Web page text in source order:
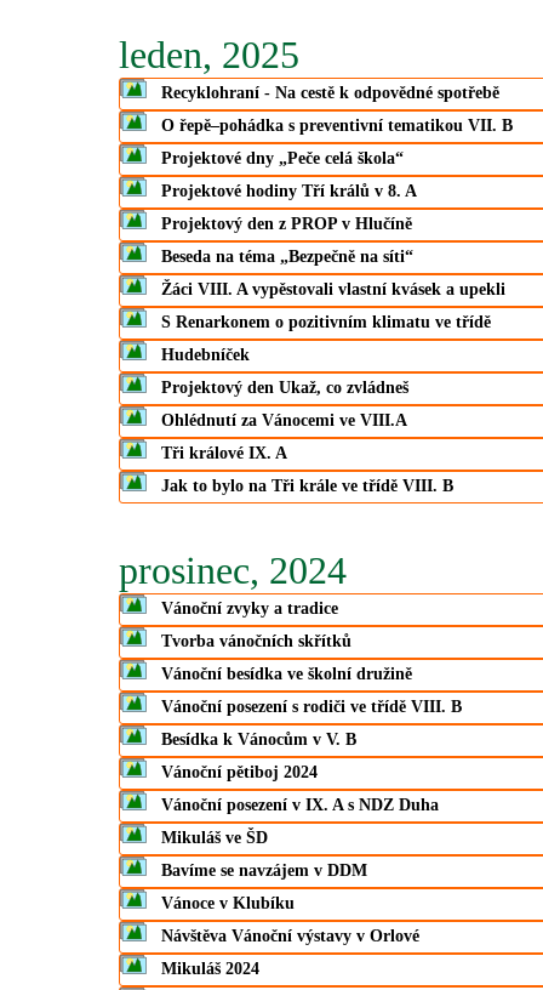
leden, 2025
Recyklohraní - Na cestě k odpovědné spotřebě
O řepě–pohádka s preventivní tematikou VII. B
Projektové dny „Peče celá škola“
Projektové hodiny Tří králů v 8. A
Projektový den z PROP v Hlučíně
Beseda na téma „Bezpečně na síti“
Žáci VIII. A vypěstovali vlastní kvásek a upekli
S Renarkonem o pozitivním klimatu ve třídě
Hudebníček
Projektový den Ukaž, co zvládneš
Ohlédnutí za Vánocemi ve VIII.A
Tři králové IX. A
Jak to bylo na Tři krále ve třídě VIII. B
prosinec, 2024
Vánoční zvyky a tradice
Tvorba vánočních skřítků
Vánoční besídka ve školní družině
Vánoční posezení s rodiči ve třídě VIII. B
Besídka k Vánocům v V. B
Vánoční pětiboj 2024
Vánoční posezení v IX. A s NDZ Duha
Mikuláš ve ŠD
Bavíme se navzájem v DDM
Vánoce v Klubíku
Návštěva Vánoční výstavy v Orlové
Mikuláš 2024